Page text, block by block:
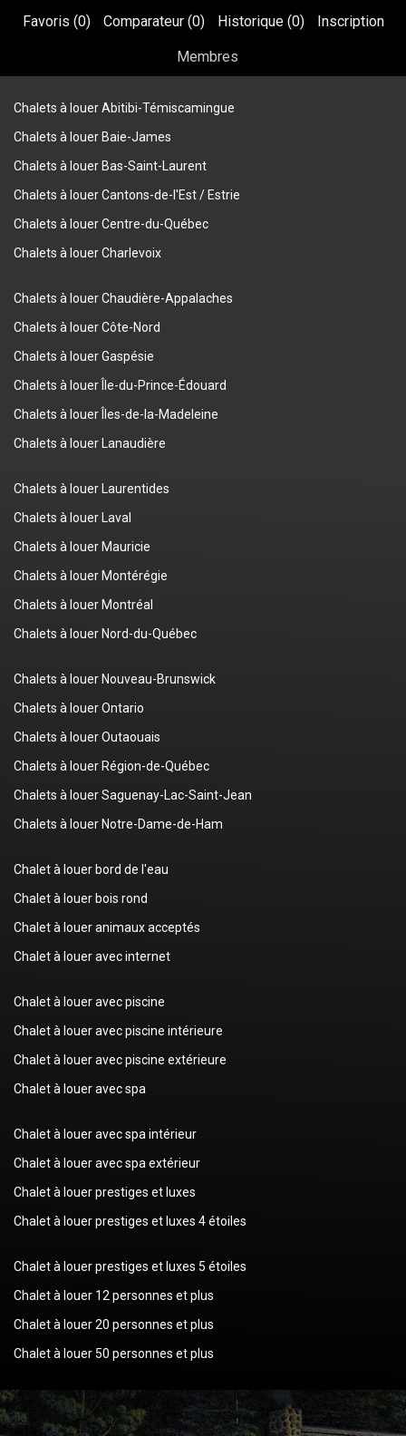
Favoris (0) Comparateur (0) Historique (0) Inscription
Membres
Chalets à louer Abitibi-Témiscamingue
Chalets à louer Baie-James
Chalets à louer Bas-Saint-Laurent
Chalets à louer Cantons-de-l'Est / Estrie
Chalets à louer Centre-du-Québec
Chalets à louer Charlevoix
Chalets à louer Chaudière-Appalaches
Chalets à louer Côte-Nord
Chalets à louer Gaspésie
Chalets à louer Île-du-Prince-Édouard
Chalets à louer Îles-de-la-Madeleine
Chalets à louer Lanaudière
Chalets à louer Laurentides
Chalets à louer Laval
Chalets à louer Mauricie
Chalets à louer Montérégie
Chalets à louer Montréal
Chalets à louer Nord-du-Québec
Chalets à louer Nouveau-Brunswick
Chalets à louer Ontario
Chalets à louer Outaouais
Chalets à louer Région-de-Québec
Chalets à louer Saguenay-Lac-Saint-Jean
Chalets à louer Notre-Dame-de-Ham
Chalet à louer bord de l'eau
Chalet à louer bois rond
Chalet à louer animaux acceptés
Chalet à louer avec internet
Chalet à louer avec piscine
Chalet à louer avec piscine intérieure
Chalet à louer avec piscine extérieure
Chalet à louer avec spa
Chalet à louer avec spa intérieur
Chalet à louer avec spa extérieur
Chalet à louer prestiges et luxes
Chalet à louer prestiges et luxes 4 étoiles
Chalet à louer prestiges et luxes 5 étoiles
Chalet à louer 12 personnes et plus
Chalet à louer 20 personnes et plus
Chalet à louer 50 personnes et plus